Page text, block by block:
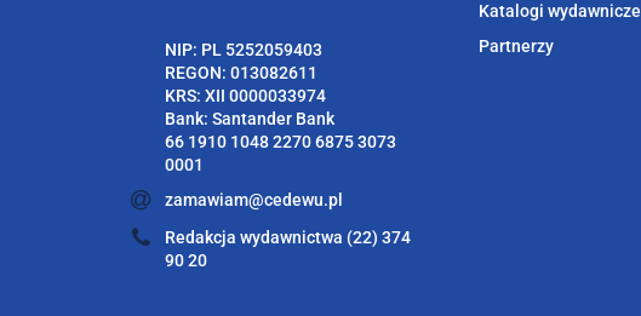
NIP: PL 5252059403
REGON: 013082611
KRS: XII 0000033974
Bank: Santander Bank
66 1910 1048 2270 6875 3073
0001
zamawiam@cedewu.pl
Redakcja wydawnictwa (22) 374
90 20
Katalogi wydawnicze
Partnerzy